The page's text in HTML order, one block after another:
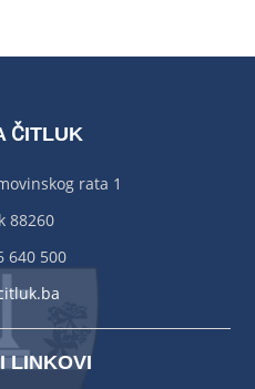
ČITLUK
rata 1
88260
640 500
LINKOVI